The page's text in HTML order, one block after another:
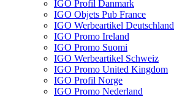
IGO Profil Danmark
IGO Objets Pub France
IGO Werbeartikel Deutschland
IGO Promo Ireland
IGO Promo Suomi
IGO Werbeartikel Schweiz
IGO Promo United Kingdom
IGO Profil Norge
IGO Promo Nederland